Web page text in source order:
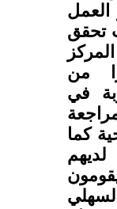
تحقق
من
في
كما